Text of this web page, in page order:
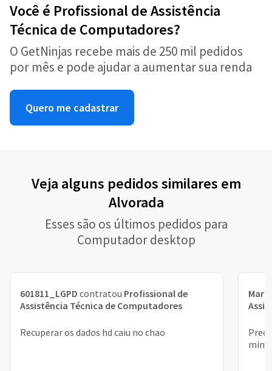
Você é Profissional de Assistência
Técnica de Computadores?
O GetNinjas recebe mais de 250 mil pedidos
por mês e pode ajudar a aumentar sua renda
Quero me cadastrar
Veja alguns pedidos similares em
Alvorada
Esses são os últimos pedidos para
Computador desktop
601811_LGPD contratou Profissional de
Assistência Técnica de Computadores
Recuperar os dados hd caiu no chao